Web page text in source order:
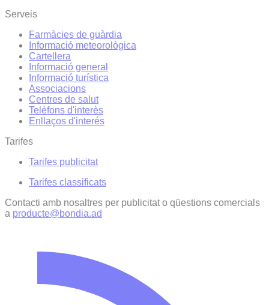
Serveis
Farmàcies de guàrdia
Informació meteorològica
Cartellera
Informació general
Informació turística
Associacions
Centres de salut
Telèfons d'interès
Enllaços d'interés
Tarifes
Tarifes publicitat
Tarifes classificats
Contacti amb nosaltres per publicitat o qüestions comercials
a producte@bondia.ad